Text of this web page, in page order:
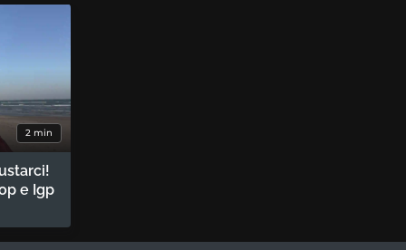
2 min
e Igp